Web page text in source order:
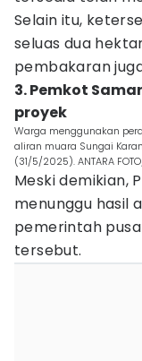
Selain itu,
seluas dua
pembakaran
3. Pemkot
proyek
Warga menggunakan
aliran muara Sungai
(31/5/2025). ANTARA
Meski demikian,
menunggu hasil
pemerintah
tersebut.